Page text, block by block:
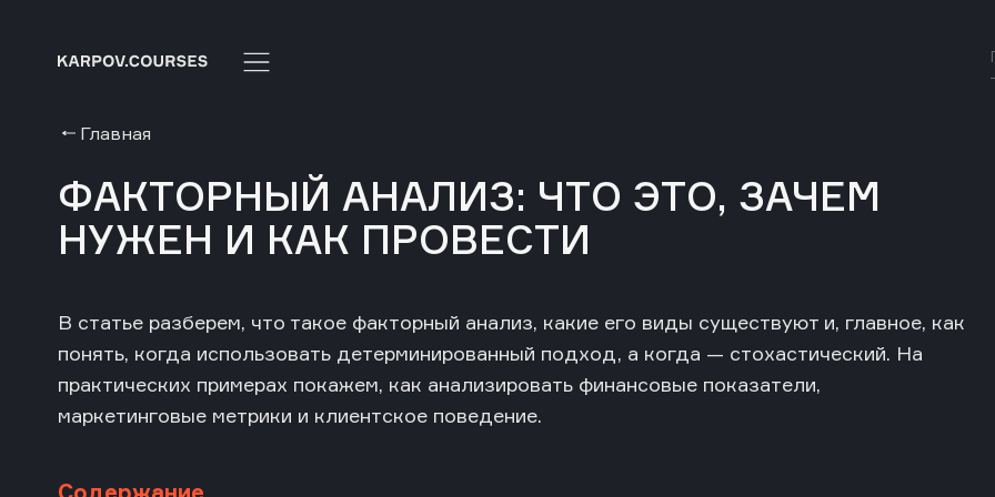
Главная
ФАКТОРНЫЙ АНАЛИЗ: ЧТО ЭТО, ЗАЧЕМ
НУЖЕН И КАК ПРОВЕСТИ
В статье разберем, что такое факторный анализ, какие его виды существуют и, главное, как
понять, когда использовать детерминированный подход, а когда — стохастический. На
практических примерах покажем, как анализировать финансовые показатели,
маркетинговые метрики и клиентское поведение.